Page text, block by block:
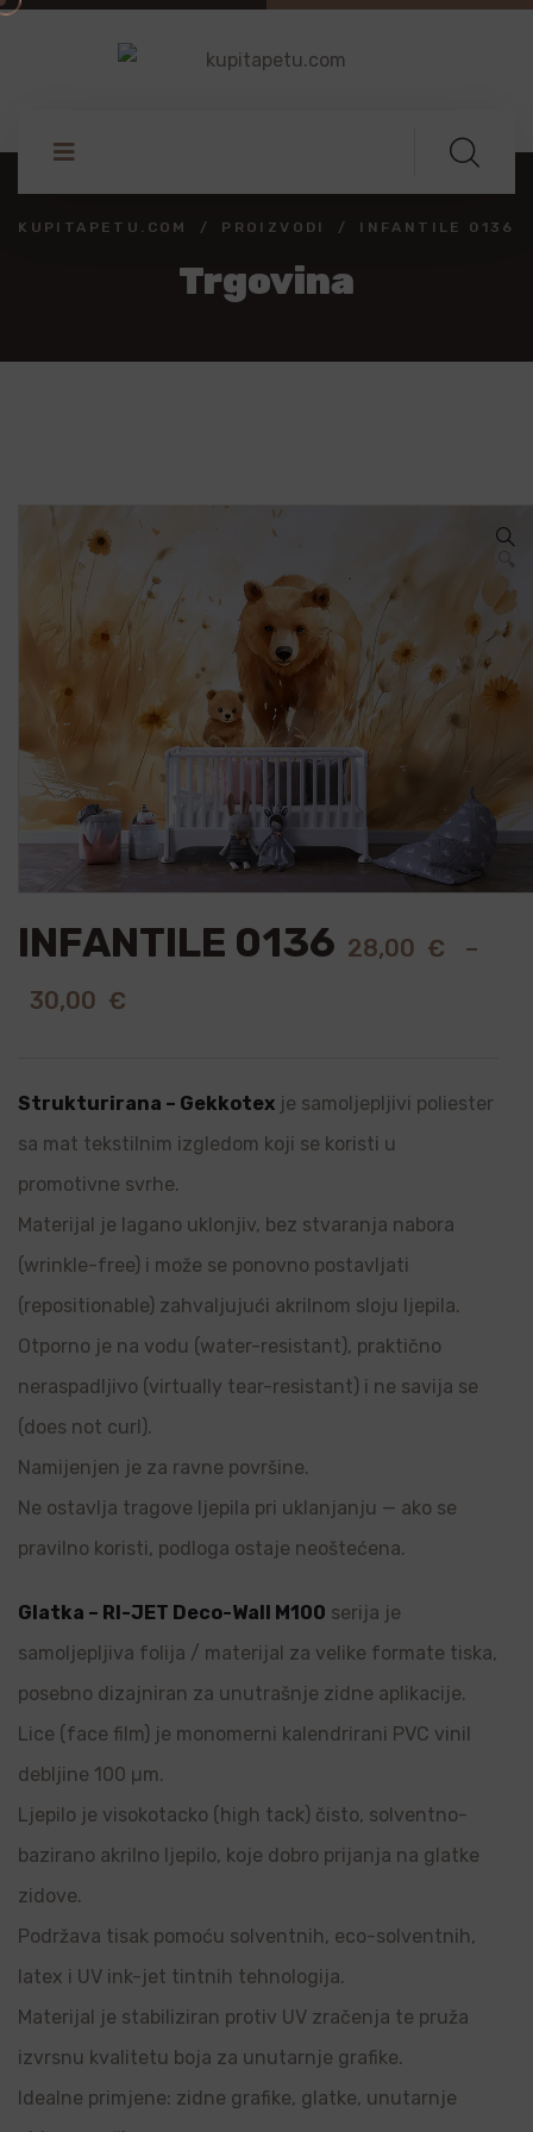
KUPITAPETU.COM PROIZVODI INFANTILE 0136
Trgovina
INFANTILE 0136 28,00 €
–
30,00 €
Strukturirana – Gekkotex je samoljepljivi poliester
sa mat tekstilnim izgledom koji se koristi u
promotivne svrhe.
Materijal je lagano uklonjiv, bez stvaranja nabora
(wrinkle-free) i može se ponovno postavljati
(repositionable) zahvaljujući akrilnom sloju ljepila.
Otporno je na vodu (water-resistant), praktično
neraspadljivo (virtually tear-resistant) i ne savija se
(does not curl).
Namijenjen je za ravne površine.
Ne ostavlja tragove ljepila pri uklanjanju — ako se
pravilno koristi, podloga ostaje neoštećena.
Glatka – RI-JET Deco-Wall M100 serija je
samoljepljiva folija / materijal za velike formate tiska,
posebno dizajniran za unutrašnje zidne aplikacije.
Lice (face film) je monomerni kalendrirani PVC vinil
debljine 100 µm.
Ljepilo je visokotacko (high tack) čisto, solventno-
bazirano akrilno ljepilo, koje dobro prijanja na glatke
zidove.
Podržava tisak pomoću solventnih, eco-solventnih,
latex i UV ink-jet tintnih tehnologija.
Materijal je stabiliziran protiv UV zračenja te pruža
izvrsnu kvalitetu boja za unutarnje grafike.
Idealne primjene: zidne grafike, glatke, unutarnje